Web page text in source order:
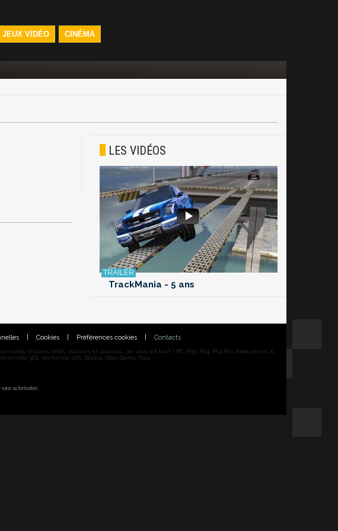
JEUX VIDÉO CINÉMA
LES VIDÉOS
TrackMania - 5 ans
Cookies Préférences cookies Contacts
trailers, tests, astuces et soluces... on vous dit tout ! PC, PS5, PS4, PS4 Pro, Xbox series X,
3DS, Nintendo 2DS, Stadia, Xbox Game Pass...
autorisation.